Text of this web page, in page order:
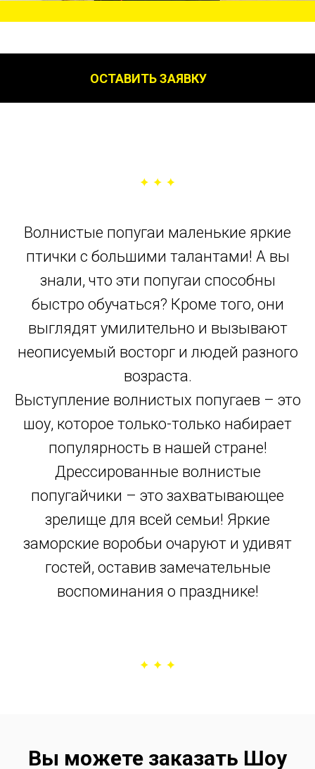
ОСТАВИТЬ ЗАЯВКУ
Волнистые попугаи маленькие яркие
птички с большими талантами! А вы
знали, что эти попугаи способны
быстро обучаться? Кроме того, они
выглядят умилительно и вызывают
неописуемый восторг и людей разного
возраста.
Выступление волнистых попугаев – это
шоу, которое только-только набирает
популярность в нашей стране!
Дрессированные волнистые
попугайчики – это захватывающее
зрелище для всей семьи! Яркие
заморские воробьи очаруют и удивят
гостей, оставив замечательные
воспоминания о празднике!
Вы можете заказать Шоу